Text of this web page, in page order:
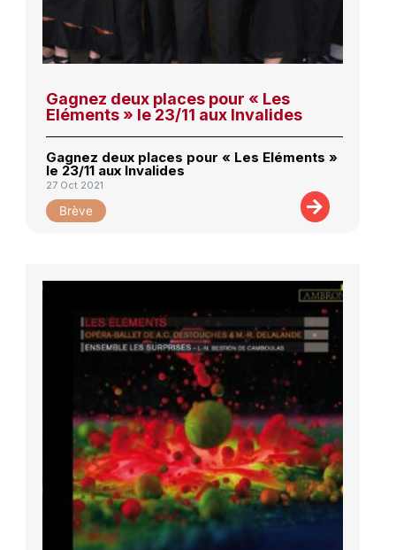
Gagnez deux places pour « Les
Eléments » le 23/11 aux Invalides
Gagnez deux places pour « Les Eléments »
le 23/11 aux Invalides
27 Oct 2021
Brève